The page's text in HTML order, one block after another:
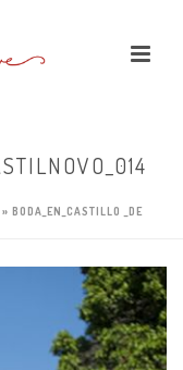
» BODA_EN_CASTILLO _DE